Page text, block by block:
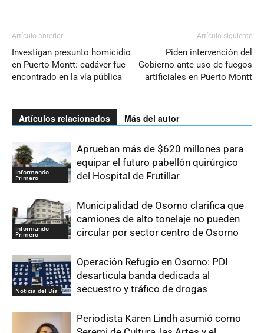
Artículo anterior
Investigan presunto homicidio
en Puerto Montt: cadáver fue
encontrado en la vía pública
Artículo siguiente
Piden intervención del
Gobierno ante uso de fuegos
artificiales en Puerto Montt
Artículos relacionados Más del autor
Informando
Primero
Aprueban más de $620 millones para
equipar el futuro pabellón quirúrgico
del Hospital de Frutillar
Informando
Primero
Municipalidad de Osorno clarifica que
camiones de alto tonelaje no pueden
circular por sector centro de Osorno
Noticia del Día
Operación Refugio en Osorno: PDI
desarticula banda dedicada al
secuestro y tráfico de drogas
Periodista Karen Lindh asumió como